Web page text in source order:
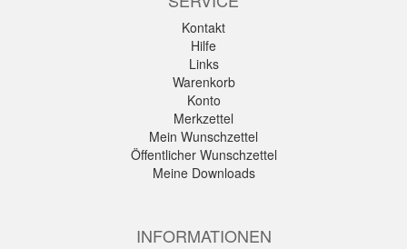
Kontakt
Hilfe
Links
Warenkorb
Konto
Merkzettel
Mein Wunschzettel
Öffentlicher Wunschzettel
Meine Downloads
INFORMATIONEN